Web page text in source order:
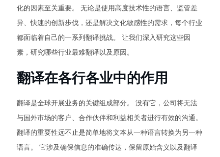
化的因素至关重要。 无论是使用高度技术性的语言、监管差
异、快速的创新步伐，还是解决文化敏感性的需求，每个行业
都面临着自己的一系列翻译挑战。 让我们深入研究这些因
素，研究哪些行业最难翻译以及原因。
翻译在各行各业中的作用
翻译是全球开展业务的关键组成部分。 没有它，公司将无法
与国外市场的客户、合作伙伴和利益相关者进行有效的沟通。
翻译的重要性远不止是简单地将文本从一种语言转换为另一种
语言。 它涉及确保信息的准确传达，保留原始含义以及翻译